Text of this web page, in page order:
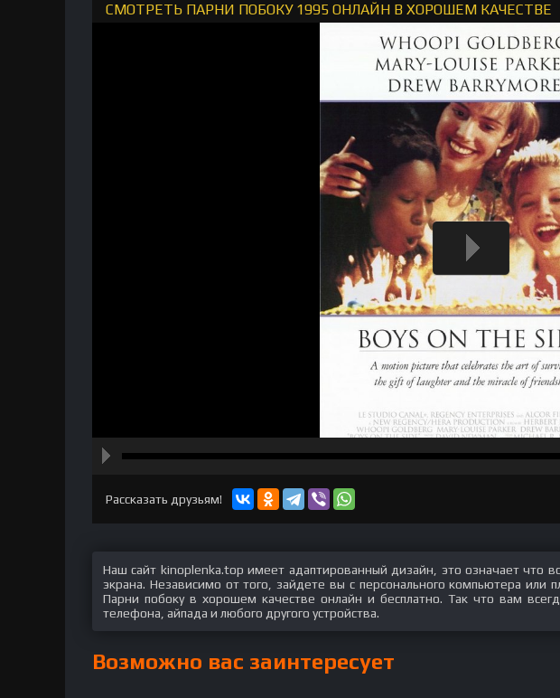
СМОТРЕТЬ ПАРНИ ПОБОКУ 1995 ОНЛАЙН В ХОРОШЕМ КАЧЕСТВЕ
Рассказать друзьям!
Наш сайт kinoplenka.top имеет адаптированный дизайн, это означает что
экрана. Независимо от того, зайдете вы с персонального компьютера
Парни побоку в хорошем качестве онлайн и бесплатно. Так что вам
телефона, айпада и любого другого устройства.
Возможно вас заинтересует